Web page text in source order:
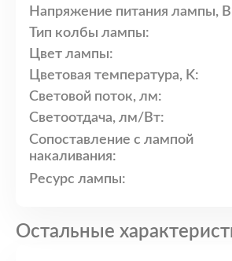
Напряжение питания лампы,
Тип колбы лампы:
Цвет лампы:
Цветовая температура, K:
Световой поток, лм:
Светоотдача, лм/Вт:
Сопоставление с лампой
накаливания:
Ресурс лампы:
Остальные